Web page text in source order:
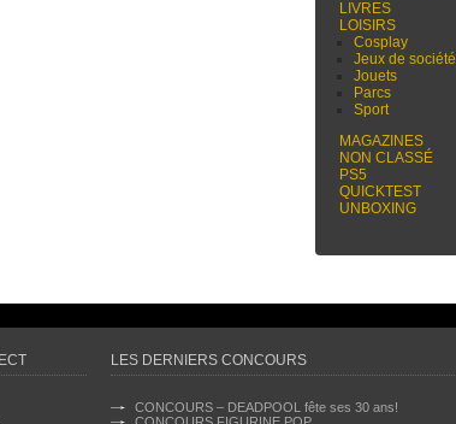
LIVRES
LOISIRS
Cosplay
Jeux de société
Jouets
Parcs
Sport
MAGAZINES
NON CLASSÉ
PS5
QUICKTEST
UNBOXING
LES DERNIERS CONCOURS
CONCOURS – DEADPOOL fête ses 30 ans!